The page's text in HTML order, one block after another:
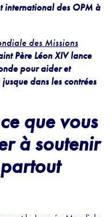
international des OPM à
des Missions
Père Léon XIV lance
pour aider et
dans les contrées
que vous
à soutenir